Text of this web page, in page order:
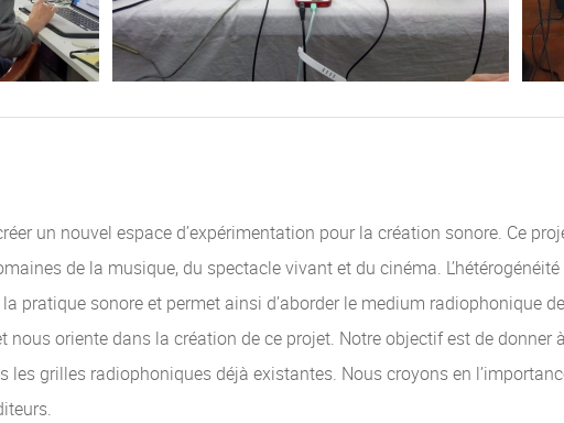
un nouvel espace d’expérimentation pour la création sonore. Ce
de la musique, du spectacle vivant et du cinéma.
pratique sonore et permet ainsi d’aborder le medium radiophonique
nous oriente dans la création de ce projet. Notre objectif est de donner
les grilles radiophoniques déjà existantes. Nous croyons en